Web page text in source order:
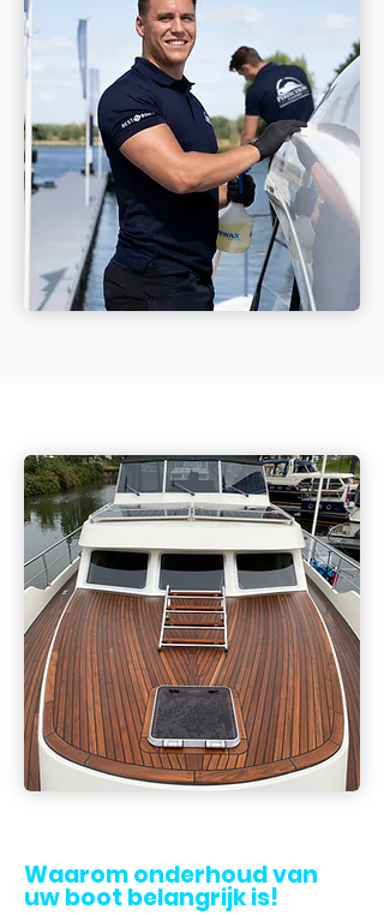
Waarom onderhoud van
uw boot belangrijk is!